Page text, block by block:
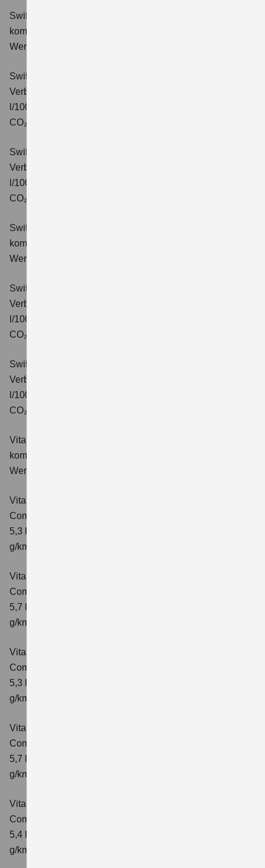
Swift 1.2 DUALJET HYBRID Comfort
kombinierter Energieverbrauch 4,4 l/100km; kombinierter
Wert der CO₂-Emission: 99 g/km; CO₂-Klasse: C.
Swift 1.2 DUALJET HYBRID CVT Comfort
Verbrauchswerte: kombinierter Energieverbrauch 4,7
l/100km; kombinierter Wert der CO₂-Emission: 106 g/km;
CO₂-Klasse: C.
Swift 1.2 DUALJET HYBRID ALLGRIP Comfort
Verbrauchswerte: kombinierter Energieverbrauch 4,9
l/100km; kombinierter Wert der CO₂-Emission: 110 g/km;
CO₂-Klasse: C.
Swift 1.2 DUALJET HYBRID Comfort+
kombinierter Energieverbrauch 4,4 l/100km; kombinierter
Wert der CO₂-Emission: 99 g/km; CO₂-Klasse: C.
Swift 1.2 DUALJET HYBRID CVT Comfort+
Verbrauchswerte: kombinierter Energieverbrauch 4,7
l/100km; kombinierter Wert der CO₂-Emission: 106 g/km;
CO₂-Klasse: C.
Swift 1.2 DUALJET HYBRID ALLGRIP Comfort+
Verbrauchswerte: kombinierter Energieverbrauch 4,9
l/100km; kombinierter Wert der CO₂-Emission: 110 g/km;
CO₂-Klasse: C.
Vitara 1.4 BOOSTERJET HYBRID Club
kombinierter Energieverbrauch 5,3 l/100km; kombinierter
Wert der CO₂-Emission: 119 g/km; CO₂-Klasse: D
Vitara 1.4 BOOSTERJET HYBRID
Comfort
5,3 l/100km; kombinierter Wert der CO₂-Emission: 119
g/km; CO₂-Klasse: D
Vitara 1.4 BOOSTERJET HYBRID AT
Comfort
5,7 l/100 km; kombinierter Wert der CO₂-Emission: 129
g/km; CO₂-Klasse: D
Vitara 1.4 BOOSTERJET HYBRID
Comfort+
5,3 l/100km; kombinierter Wert der CO₂-Emission: 120
g/km; CO₂-Klasse: D
Vitara 1.4 BOOSTERJET HYBRID AT
Comfort+
5,7 l/100km; kombinierter Wert der CO₂-Emission: 130
g/km; CO₂-Klasse: D
Vitara 1.4 BOOSTERJET HYBRID ALLGRIP
Comfort
5,4 l/100km; kombinierter Wert der CO₂-Emission: 129
g/km; CO₂-Klasse: D